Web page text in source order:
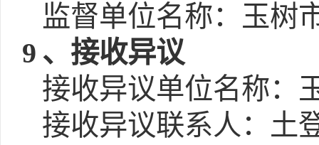
监督单位名称：玉树
9 、接收异议
接收异议单位名称：
接收异议联系人：土